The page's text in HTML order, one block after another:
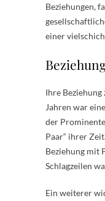
Beziehungen,
einer
Ihre
Jahren war
der
Paar“ ihrer
Beziehung mit
Schlagzeilen
Ein weiterer